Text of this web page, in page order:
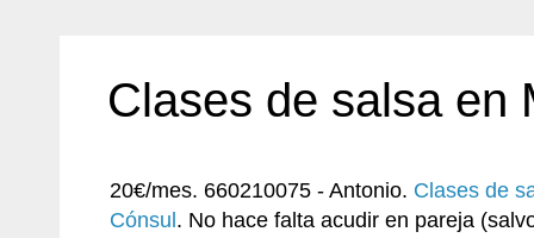
Clases de salsa en
20€/mes. 660210075 - Antonio. Clases de
Cónsul . No hace falta acudir en pareja